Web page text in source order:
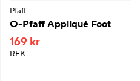
Pfaff
O-Pfaff Appliqué Foot
169 kr
REK.